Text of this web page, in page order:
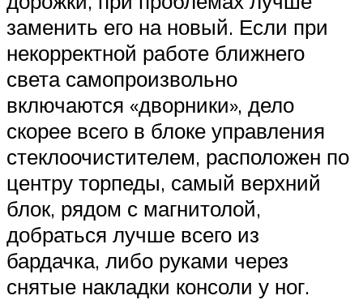
заменить его на новый. Если при
некорректной работе ближнего
света самопроизвольно
включаются «дворники», дело
скорее всего в блоке управления
стеклоочистителем, расположен по
центру торпеды, самый верхний
блок, рядом с магнитолой,
добраться лучше всего из
бардачка, либо руками через
снятые накладки консоли у ног.